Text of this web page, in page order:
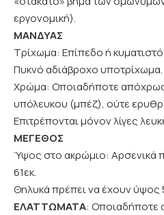
εργονομική).
ΜΑΝΔΥΑΣ
Τρίχωμα: Επίπεδο ή
Πυκνό αδιάβροχο υποτρίχωμα.
Χρώμα: Οποιαδήποτε
υπόλευκου (μπέζ), ούτε
Επιτρέπονται μόνον λίγες
ΜΕΓΕΘΟΣ
Ύψος στο ακρώμιο: Αρσενικά
61εκ.
Θηλυκά πρέπει να έχουν ύψος
ΕΛΑΤΤΩΜΑΤΑ: Οποιαδήποτε